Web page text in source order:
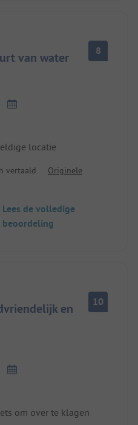
TOP
van water 8
locatie
vertaald.
Originele
Lees de volledige
beoordeling
en
10
om over te klagen